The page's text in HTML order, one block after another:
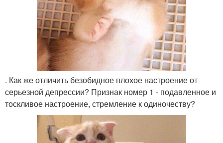
. Как же отличить безобидное плохое настроение от
серьезной депрессии? Признак номер 1 - подавленное и
тоскливое настроение, стремление к одиночеству?